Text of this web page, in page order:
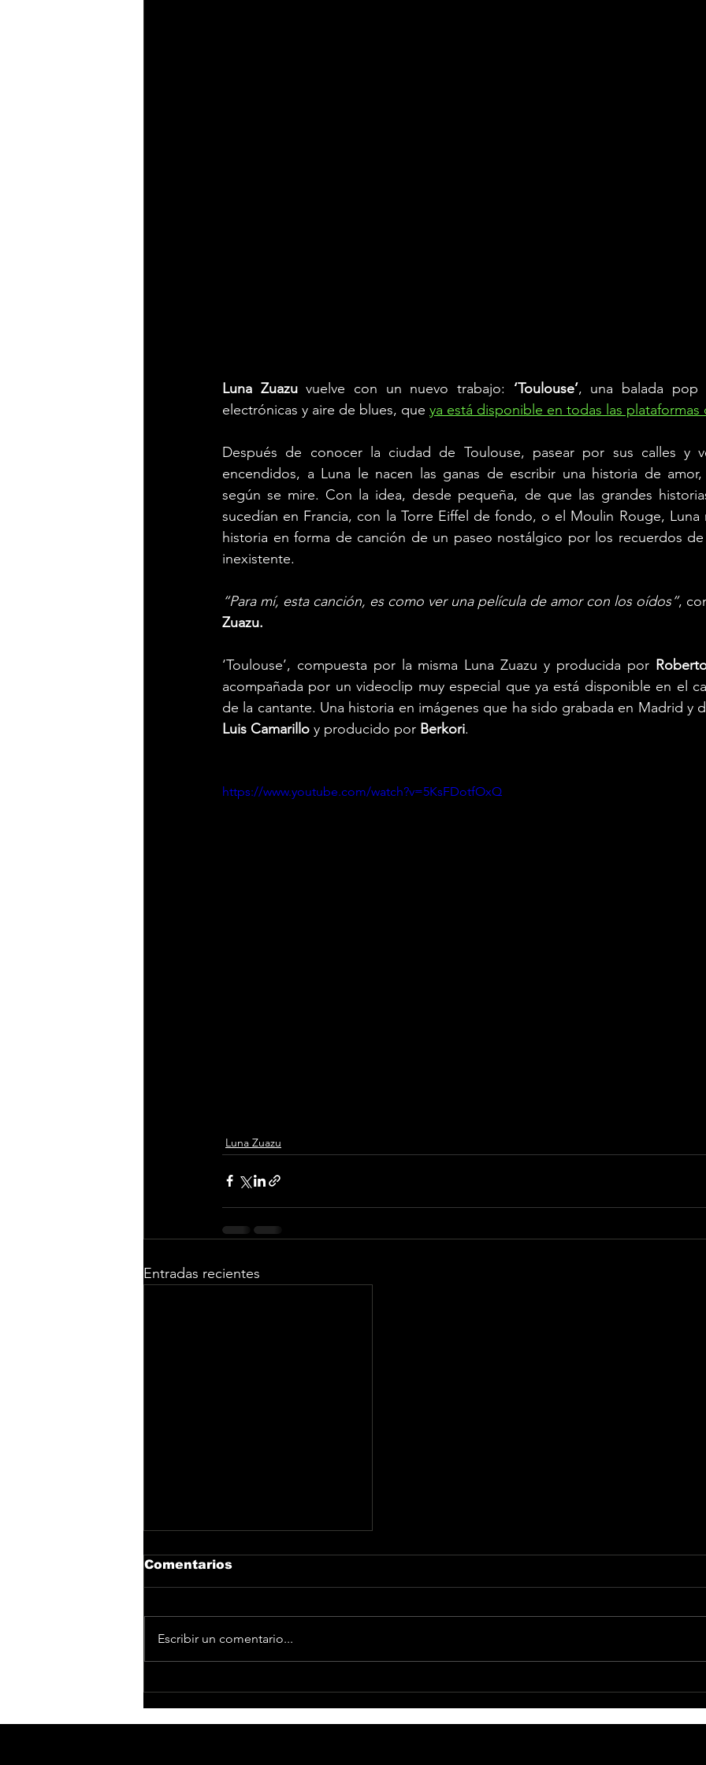
Luna Zuazu vuelve con un nuevo trabajo: ‘Toulouse’, una balada pop
electrónicas y aire de blues, que ya está disponible en todas las plataformas
Después de conocer la ciudad de Toulouse, pasear por sus calles y
encendidos, a Luna le nacen las ganas de escribir una historia de
según se mire. Con la idea, desde pequeña, de que las grandes
sucedían en Francia, con la Torre Eiffel de fondo, o el Moulin Rouge, Luna
historia en forma de canción de un paseo nostálgico por los recuerdos
inexistente.
“Para mí, esta canción, es como ver una película de amor con los oídos”,
Zuazu.
‘Toulouse’, compuesta por la misma Luna Zuazu y producida por
acompañada por un videoclip muy especial que ya está disponible en el
de la cantante. Una historia en imágenes que ha sido grabada en Madrid y
Luis Camarillo y producido por Berkori.
https://www.youtube.com/watch?v=5KsFDotfOxQ
Luna Zuazu
Entradas recientes
Comentarios
Escribir un comentario...